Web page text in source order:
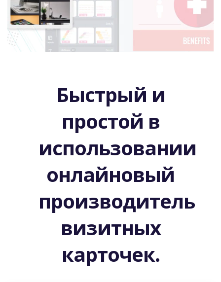
Быстрый и
простой в
использовании
онлайновый
производитель
визитных
карточек.